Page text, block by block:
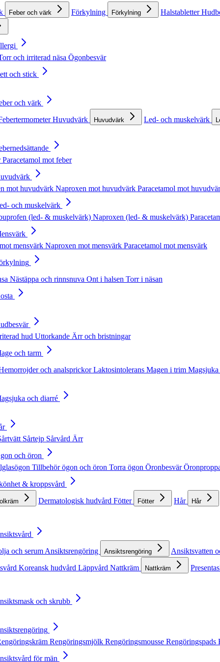
Feber och värk Förkylning Förkylning Halstabletter
och irriterad näsa Ögonbesvär
och stick
och värk
Huvudvärk Huvudvärk Led- och muskelvärk
Paracetamol mot feber
mot huvudvärk Naproxen mot huvudvärk Paracetamol mot
och muskelvärk
(led- & muskelvärk) Naproxen (led- & muskelvärk)
mensvärk Naproxen mot mensvärk Paracetamol mot mensvärk
Nästäppa och rinnsnuva Ont i halsen Torr i näsan
hud Uttorkande Ärr och bristningar
och tarm
och analsprickorLaktosintolerans Magen i trim
och diarré
Sårtejp Sårvård Ärr
och öron
Tillbehör ögon och öron Torra ögon Öronbesvär
& kroppsvård
Dermatologisk hudvård Fötter Fötter Hår Hår
och serum Ansiktsrengöring Ansiktsrengöring
Ansiktsvatten
Koreansk hudvård Läppvård Nattkräm Nattkräm
och skrubb
Rengöringsmjölk Rengöringsmousse Rengöringspads
för män